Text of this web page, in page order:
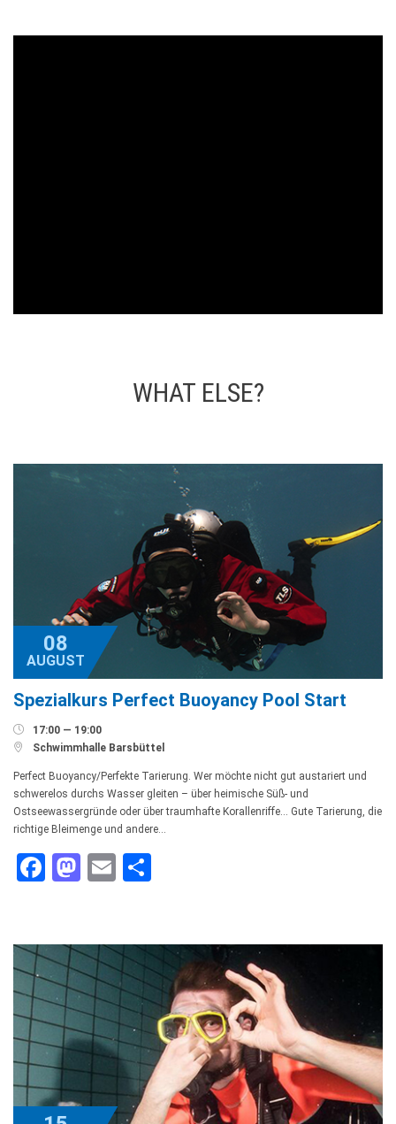
WHAT ELSE?
08
AUGUST
Spezialkurs Perfect Buoyancy Pool Start
 17:00 — 19:00
 Schwimmhalle Barsbüttel
Perfect Buoyancy/Perfekte Tarierung. Wer möchte nicht gut austariert und
schwerelos durchs Wasser gleiten – über heimische Süß- und
Ostseewassergründe oder über traumhafte Korallenriffe… Gute Tarierung, die
richtige Bleimenge und andere…
Facebook
Mastodon
Email